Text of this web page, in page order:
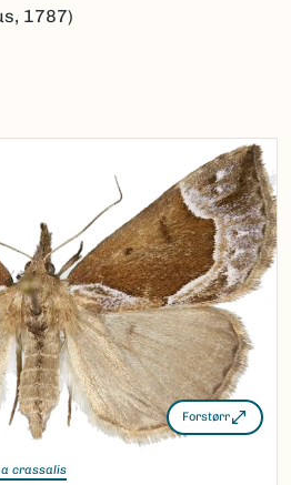
1787)
Ingen
detaljer
(Ekstern lenke)
Forstørr
crassalis